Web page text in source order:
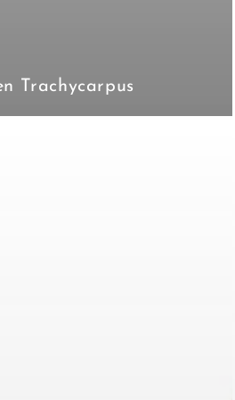
Trachycarpus